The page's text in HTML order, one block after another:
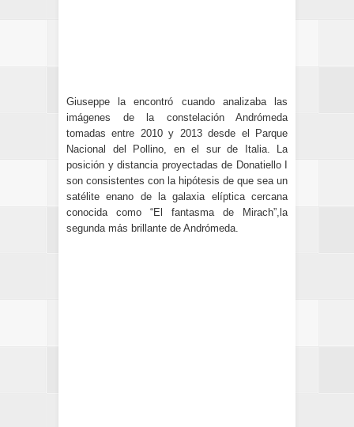
Giuseppe la encontró cuando analizaba las
imágenes de la constelación Andrómeda
tomadas entre 2010 y 2013 desde el Parque
Nacional del Pollino, en el sur de Italia.
La
posición y distancia proyectadas de Donatiello I
son consistentes con la hipótesis de que sea un
satélite enano de la galaxia elíptica cercana
conocida como “El fantasma de Mirach”,la
segunda más brillante de Andrómeda.